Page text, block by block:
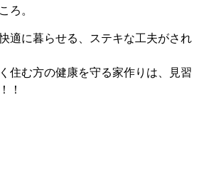
ろ。
適に暮らせる、ステキな工夫がされ
住む方の健康を守る家作りは、見習
！